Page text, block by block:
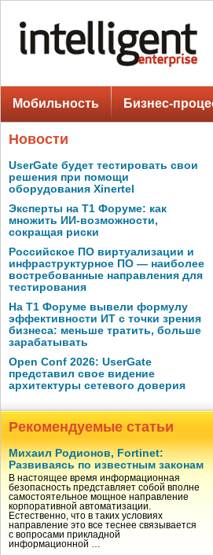
Мобильность Бизнес-
Новости
UserGate будет тестировать свои
решения при помощи
оборудования Xinertel
Эксперты на Т1 Форуме: как
множить ИИ-возможности,
сокращая риски
Российское ПО виртуализации и
инфраструктурное ПО — наиболее
востребованные направления для
тестирования
На Т1 Форуме вывели формулу
эффективности ИТ с точки зрения
бизнеса: меньше тратить, больше
зарабатывать
Open Conf 2026: UserGate
представил свое видение
архитектуры сетевого доверия
Рекомендуемые статьи
Михаил Родионов, Fortinet:
Развиваясь по известным законам
В настоящее время информационная
безопасность представляет собой вполне
самостоятельное мощное направление
корпоративной автоматизации.
Естественно, что в таких условиях
направление это все теснее связывается
с вопросами прикладной
информационной …